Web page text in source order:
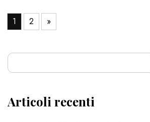
1 2 »
Articoli recenti